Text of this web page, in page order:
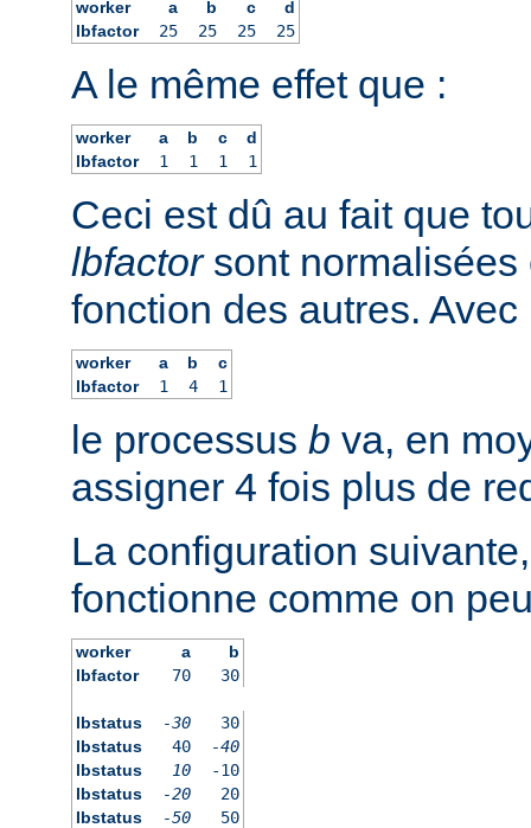
worker a b c
d
lbfactor
25 25 25 25
A le même effet que :
worker a b c
d
lbfactor
1 1 1 1
Ceci est dû au fait que
lbfactorsont normalisées
fonction des autres. Avec
worker a b
c
lbfactor
1 4 1
le processus b va, en
assigner 4 fois plus de
La configuration
fonctionne comme on
worker a
b
lbfactor
70 30
lbstatus -30
30
lbstatus
40
-40
lbstatus
10
-10
lbstatus
-20
20
lbstatus
-50
50